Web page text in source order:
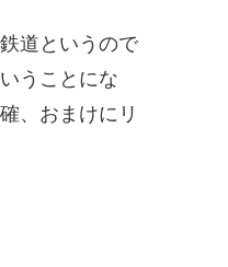
道というので
うことにな
、おまけにリ